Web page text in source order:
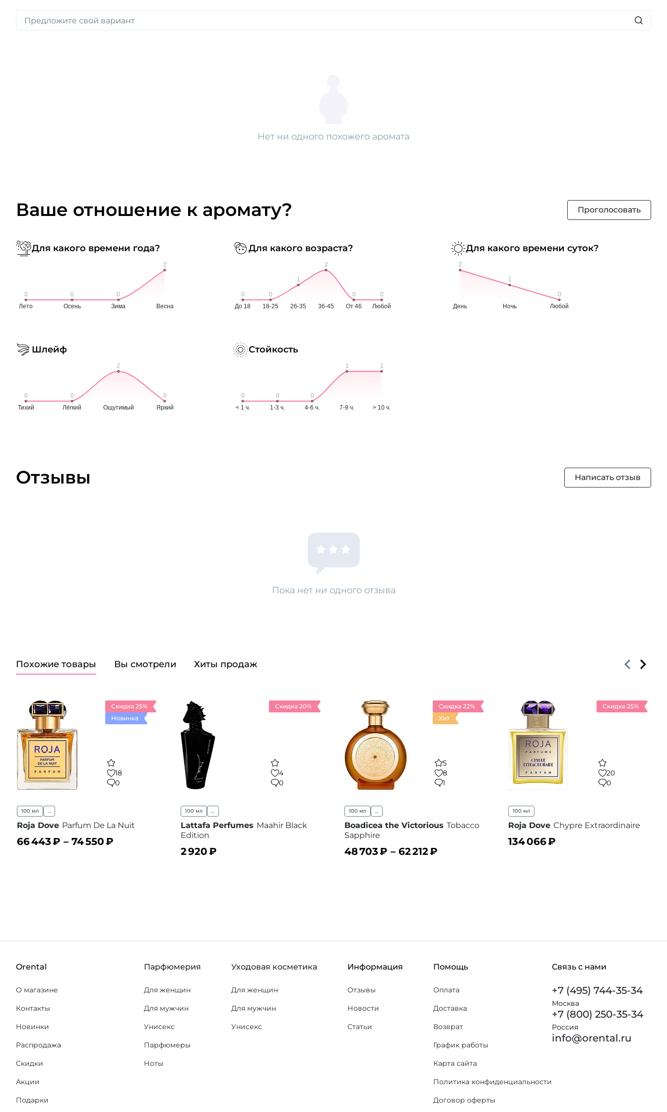
Нет ни одного похожего аромата
Ваше отношение к аромату? Проголосовать
Для какого времени года? Для какого возраста? Для какого времени суток?
Шлейф Стойкость
Отзывы Написать отзыв
Пока нет ни одного отзыва
Похожие товары Вы смотрели Хиты продаж
Скидка 25%
Новинка
18
0
100 мл ...
Roja Dove Parfum De La Nuit
66 443₽ – 74 550₽
Скидка 20%
4
0
100 мл ...
Lattafa Perfumes Maahir Black
Edition
2 920₽
Скидка 22%
Хит
5
8
1
100 мл ...
Boadicea the Victorious Tobacco
Sapphire
48 703₽ – 62 212₽
Скидка 25%
20
0
100 мл
Roja Dove Chypre Extraordinaire
134 066₽
Orental
О магазине
Контакты
Новинки
Распродажа
Скидки
Акции
Подарки
Парфюмерия
Для женщин
Для мужчин
Унисекс
Парфюмеры
Ноты
Уходовая косметика
Для женщин
Для мужчин
Унисекс
Информация
Отзывы
Новости
Статьи
Помощь
Оплата
Доставка
Возврат
График работы
Карта сайта
Политика конфиденциальности
Договор оферты
Связь с нами
+7 (495) 744-35-34
Москва
+7 (800) 250-35-34
Россия
info@orental.ru